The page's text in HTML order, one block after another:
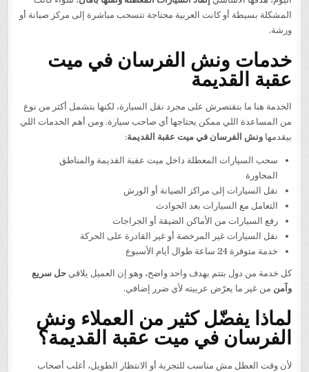
المشكلة بسيطة أو كانت العربية محتاجة تتسحب مباشرة إلى مركز صيانة أو
ورشة.
خدمات ونش الفرسان في ميت
عقبة القديمة
الخدمة هنا ما بتقتصرش على مجرد نقل السيارة، لكنها بتشمل أكثر من نوع
من المساعدة اللي ممكن يحتاجها أي صاحب سيارة. ومن أهم الخدمات اللي
بيقدمهاونش الفرسان في ميت عقبة القديمة:
سحب السيارات المعطلة داخل ميت عقبة القديمة والمناطق
المجاورة
نقل السيارات إلى مراكز الصيانة أو الورش
التعامل مع السيارات بعد الحوادث
رفع السيارات من الأماكن الضيقة أو الجراجات
نقل السيارات غير المرخصة أو غير القادرة على الحركة
خدمة متوفرة 24 ساعة طوال أيام الأسبوع
كل خدمة من دول بتتم بهدف واحد واضح، وهو إن العميل يلاقيحل سريع
وآمن من غير ما يعرّض عربيته لأي ضرر إضافي.
لماذا يفضّل كثير من العملاء ونش
الفرسان في ميت عقبة القديمة؟
لأن وقت العطل مش مناسب للتجربة أو الانتظار الطويل، أغلب أصحاب